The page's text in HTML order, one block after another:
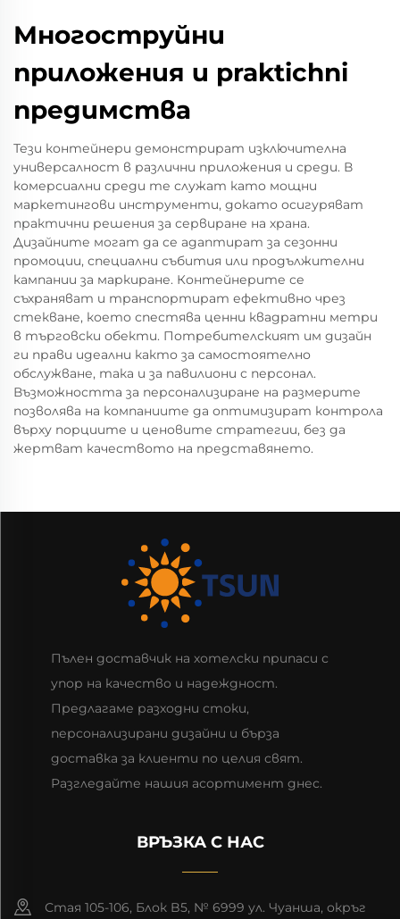
Многоструйни
приложения и praktichni
предимства
Тези контейнери демонстрират изключителна
универсалност в различни приложения и среди. В
комерсиални среди те служат като мощни
маркетингови инструменти, докато осигуряват
практични решения за сервиране на храна.
Дизайните могат да се адаптират за сезонни
промоции, специални събития или продължителни
кампании за маркиране. Контейнерите се
съхраняват и транспортират ефективно чрез
стекване, което спестява ценни квадратни метри
в търговски обекти. Потребителският им дизайн
ги прави идеални както за самостоятелно
обслужване, така и за павилиони с персонал.
Възможността за персонализиране на размерите
позволява на компаниите да оптимизират контрола
върху порциите и ценовите стратегии, без да
жертват качеството на представянето.
Пълен доставчик на хотелски припаси с
упор на качество и надеждност.
Предлагаме разходни стоки,
персонализирани дизайни и бърза
доставка за клиенти по целия свят.
Разгледайте нашия асортимент днес.
ВРЪЗКА С НАС
Стая 105-106, Блок B5, № 6999 ул. Чуанша, окръг